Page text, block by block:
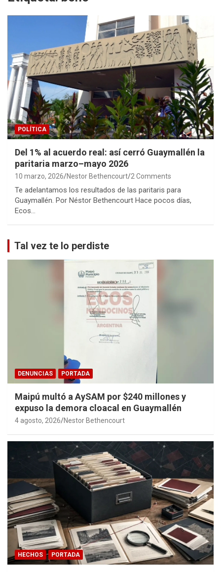
POLÍTICA
Del 1% al acuerdo real: así cerró Guaymallén la
paritaria marzo–mayo 2026
10 marzo, 2026 Nestor Bethencourt 2 Comments
Te adelantamos los resultados de las paritaris para
Guaymallén. Por Néstor Bethencourt Hace pocos días,
Ecos…
Tal vez te lo perdiste
DENUNCIAS PORTADA
Maipú multó a AySAM por $240 millones y
expuso la demora cloacal en Guaymallén
4 agosto, 2026 Nestor Bethencourt
HECHOS PORTADA